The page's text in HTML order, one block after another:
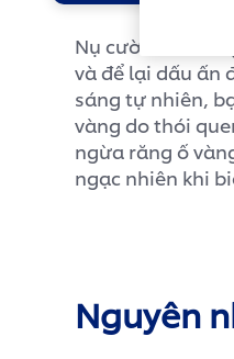
Nụ cười “tỏa
và để lại dấu ấn
sáng tự nhiên,
vàng do thói
ngừa răng ố
ngạc nhiên khi
Nguyên